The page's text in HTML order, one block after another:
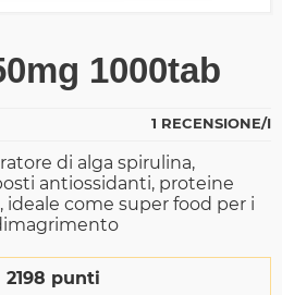
1000tab
1 RECENSIONE/I
di alga spirulina,
antiossidanti, proteine
come super food per i
2198 punti